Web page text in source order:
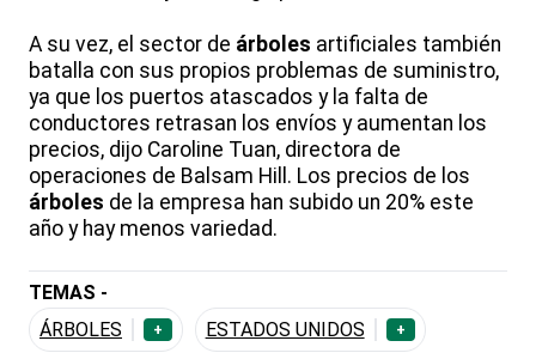
A su vez, el sector de árboles artificiales también
batalla con sus propios problemas de suministro,
ya que los puertos atascados y la falta de
conductores retrasan los envíos y aumentan los
precios, dijo Caroline Tuan, directora de
operaciones de Balsam Hill. Los precios de los
árboles de la empresa han subido un 20% este
año y hay menos variedad.
TEMAS -
ÁRBOLES
+ ESTADOS UNIDOS +